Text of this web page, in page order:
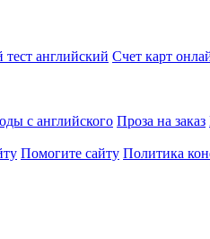
английский Счет карт
с английского Проза на заказ
Помогите сайту Политика